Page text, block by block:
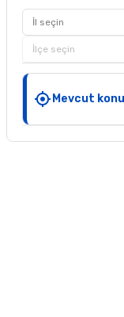
İl seçin
İlçe seçin
Mevcut